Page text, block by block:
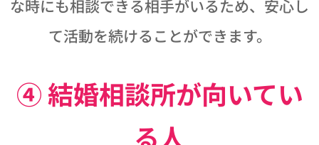
な時にも相談できる相手がいるため、安心し
て活動を続けることができます。
④ 結婚相談所が向いてい
る人